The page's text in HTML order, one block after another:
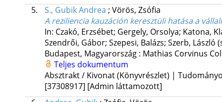
5.
S., Gubik Andrea ; Vörös, Zsófia
A reziliencia kauzáción keresztüli hatása a
In: Czakó, Erzsébet; Gergely, Orsolya; Katona,
Szendrői, Gábor; Szepesi, Balázs; Szerb, László
Budapest, Magyarország : Mathias Corvinus
Teljes dokumentum
Absztrakt / Kivonat (Könyvrészlet) |
[37308917] [Admin láttamozott]